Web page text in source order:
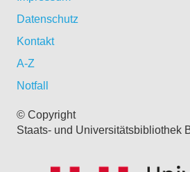
Datenschutz
Kontakt
A-Z
Notfall
© Copyright
Staats- und Universitätsbibliothek